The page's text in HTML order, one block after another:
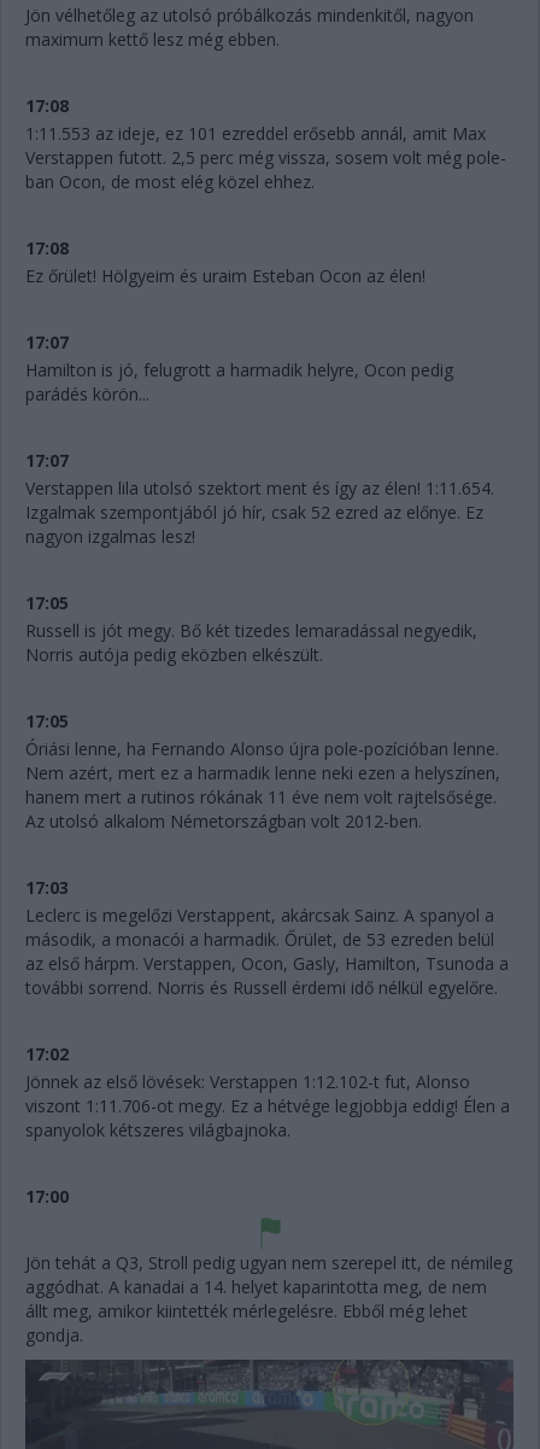
Jön vélhetőleg az utolsó próbálkozás mindenkitől, nagyon
maximum kettő lesz még ebben.
17:08
1:11.553 az ideje, ez 101 ezreddel erősebb annál, amit Max
Verstappen futott. 2,5 perc még vissza, sosem volt még pole-
ban Ocon, de most elég közel ehhez.
17:08
Ez őrület! Hölgyeim és uraim Esteban Ocon az élen!
17:07
Hamilton is jó, felugrott a harmadik helyre, Ocon pedig
parádés körön...
17:07
Verstappen lila utolsó szektort ment és így az élen! 1:11.654.
Izgalmak szempontjából jó hír, csak 52 ezred az előnye. Ez
nagyon izgalmas lesz!
17:05
Russell is jót megy. Bő két tizedes lemaradással negyedik,
Norris autója pedig eközben elkészült.
17:05
Óriási lenne, ha Fernando Alonso újra pole-pozícióban lenne.
Nem azért, mert ez a harmadik lenne neki ezen a helyszínen,
hanem mert a rutinos rókának 11 éve nem volt rajtelsősége.
Az utolsó alkalom Németországban volt 2012-ben.
17:03
Leclerc is megelőzi Verstappent, akárcsak Sainz. A spanyol a
második, a monacói a harmadik. Őrület, de 53 ezreden belül
az első hárpm. Verstappen, Ocon, Gasly, Hamilton, Tsunoda a
további sorrend. Norris és Russell érdemi idő nélkül egyelőre.
17:02
Jönnek az első lövések: Verstappen 1:12.102-t fut, Alonso
viszont 1:11.706-ot megy. Ez a hétvége legjobbja eddig! Élen a
spanyolok kétszeres világbajnoka.
17:00
Jön tehát a Q3, Stroll pedig ugyan nem szerepel itt, de némileg
aggódhat. A kanadai a 14. helyet kaparintotta meg, de nem
állt meg, amikor kiintették mérlegelésre. Ebből még lehet
gondja.